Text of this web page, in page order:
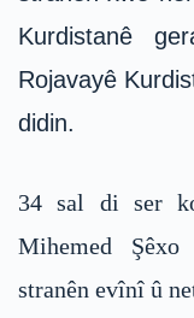
Kurdistanê
Rojavayê
didin.
34 sal di ser
Mihemed
stranên evînî û